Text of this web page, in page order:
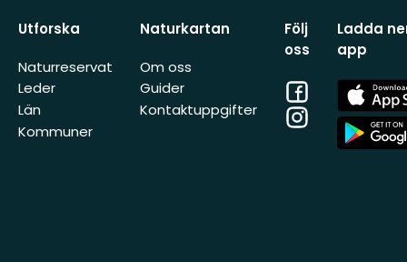
Utforska
Naturreservat
Leder
Län
Kommuner
Naturkartan
Om oss
Guider
Kontaktuppgifter
Följ
oss
Facebook
Instagram
Ladda
app
App
Store
App
Store